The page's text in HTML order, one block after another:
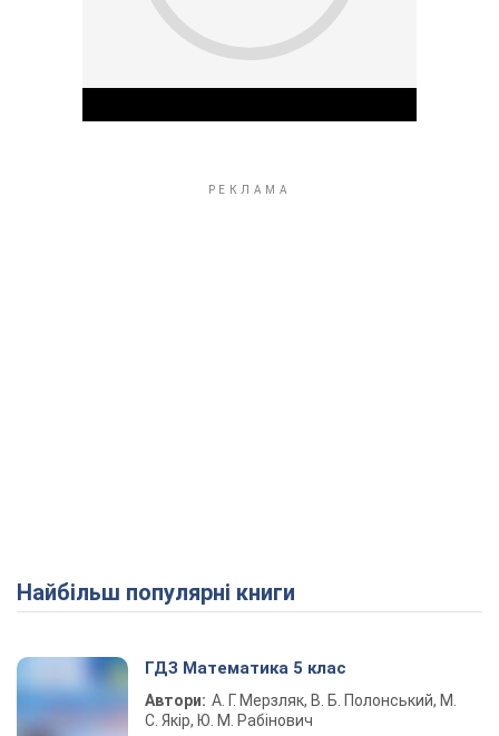
Найбільш популярні книги
ГДЗ Математика 5 клас
Автори: А. Г. Мерзляк, В. Б. Полонський, М.
С. Якір, Ю. М. Рабінович